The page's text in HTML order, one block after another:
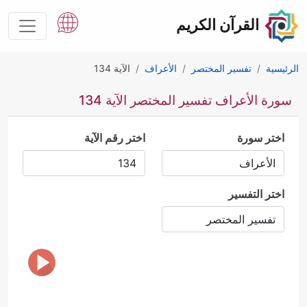
القرآن الكريم
الرئيسية تفسير المختصر الأعراف الآية 134
سورة الأعراف تفسير المختصر الآية 134
اختر سورة اختر رقم الآية
اختر التفسير